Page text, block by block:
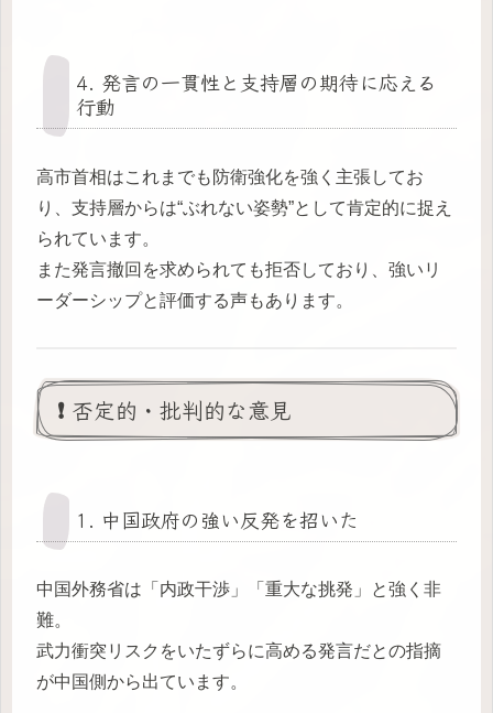
4. 発言の一貫性と支持層の期待に応える
行動
高市首相はこれまでも防衛強化を強く主張してお
り、支持層からは“ぶれない姿勢”として肯定的に捉え
られています。
また発言撤回を求められても拒否しており、強いリ
ーダーシップと評価する声もあります。
❗ 否定的・批判的な意見
1. 中国政府の強い反発を招いた
中国外務省は「内政干渉」「重大な挑発」と強く非
難。
武力衝突リスクをいたずらに高める発言だとの指摘
が中国側から出ています。